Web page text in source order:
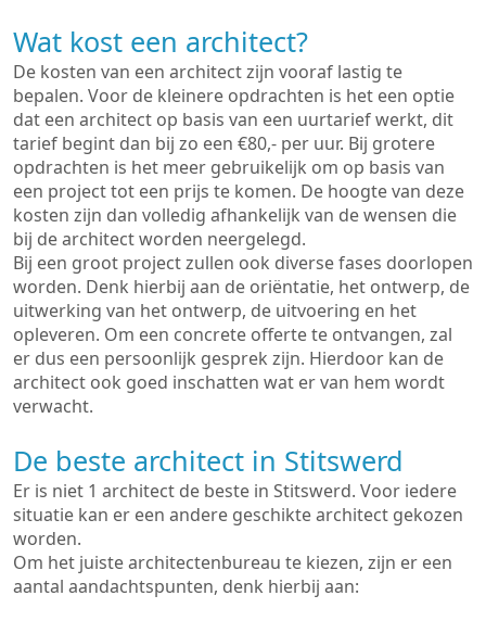
Wat kost een architect?
De kosten van een architect zijn vooraf lastig te
bepalen. Voor de kleinere opdrachten is het een optie
dat een architect op basis van een uurtarief werkt, dit
tarief begint dan bij zo een €80,- per uur. Bij grotere
opdrachten is het meer gebruikelijk om op basis van
een project tot een prijs te komen. De hoogte van deze
kosten zijn dan volledig afhankelijk van de wensen die
bij de architect worden neergelegd.
Bij een groot project zullen ook diverse fases doorlopen
worden. Denk hierbij aan de oriëntatie, het ontwerp, de
uitwerking van het ontwerp, de uitvoering en het
opleveren. Om een concrete offerte te ontvangen, zal
er dus een persoonlijk gesprek zijn. Hierdoor kan de
architect ook goed inschatten wat er van hem wordt
verwacht.
De beste architect in Stitswerd
Er is niet 1 architect de beste in Stitswerd. Voor iedere
situatie kan er een andere geschikte architect gekozen
worden.
Om het juiste architectenbureau te kiezen, zijn er een
aantal aandachtspunten, denk hierbij aan: